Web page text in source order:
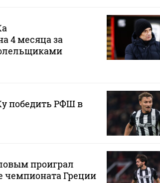
4 месяца за
победить РФШ в
проиграл
чемпионата Греции